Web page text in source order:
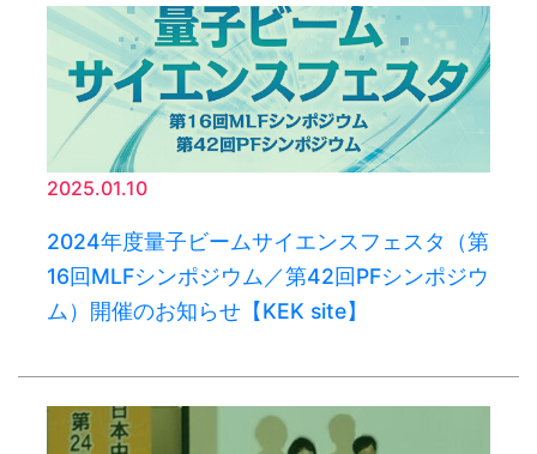
2025.01.10
2024年度量子ビームサイエンスフェスタ（第
16回MLFシンポジウム／第42回PFシンポジウ
ム）開催のお知らせ【KEK site】